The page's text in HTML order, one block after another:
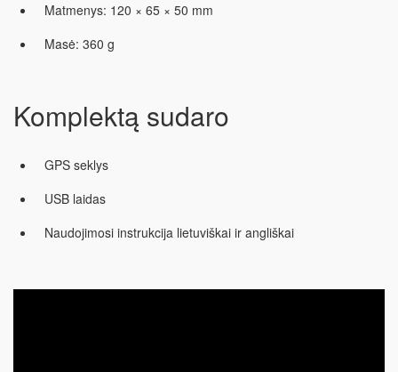
Matmenys: 120 × 65 × 50 mm
Masė: 360 g
Komplektą sudaro
GPS seklys
USB laidas
Naudojimosi instrukcija lietuviškai ir angliškai